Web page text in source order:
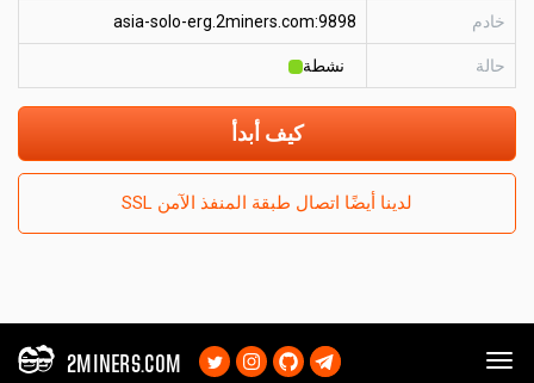
خادم asia-solo-erg.2miners.com:9898
حالة نشطة
كيف أبدأ
لدينا أيضًا اتصال طبقة المنفذ الآمن SSL
2MINERS.COM